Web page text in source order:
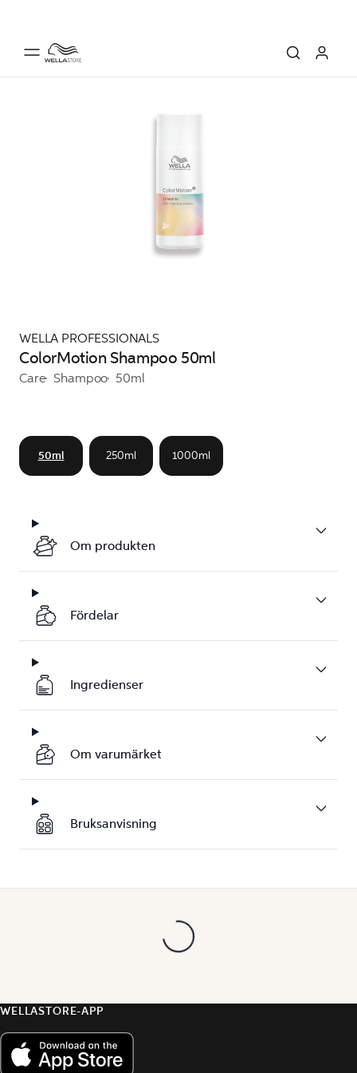
WELLA PROFESSIONALS
ColorMotion Shampoo 50ml
Care Shampoo 50ml
50ml 250ml 1000ml
Om produkten
Fördelar
Ingredienser
Om varumärket
Bruksanvisning
WELLASTORE-APP